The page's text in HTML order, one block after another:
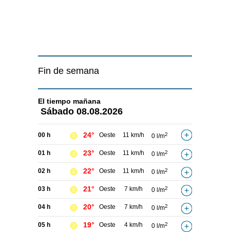
Fin de semana
El tiempo mañana
Sábado 08.08.2026
00 h 24° Oeste 11 km/h 0 l/m2
01 h 23° Oeste 11 km/h 0 l/m2
02 h 22° Oeste 11 km/h 0 l/m2
03 h 21° Oeste 7 km/h 0 l/m2
04 h 20° Oeste 7 km/h 0 l/m2
05 h 19° Oeste 4 km/h 0 l/m2